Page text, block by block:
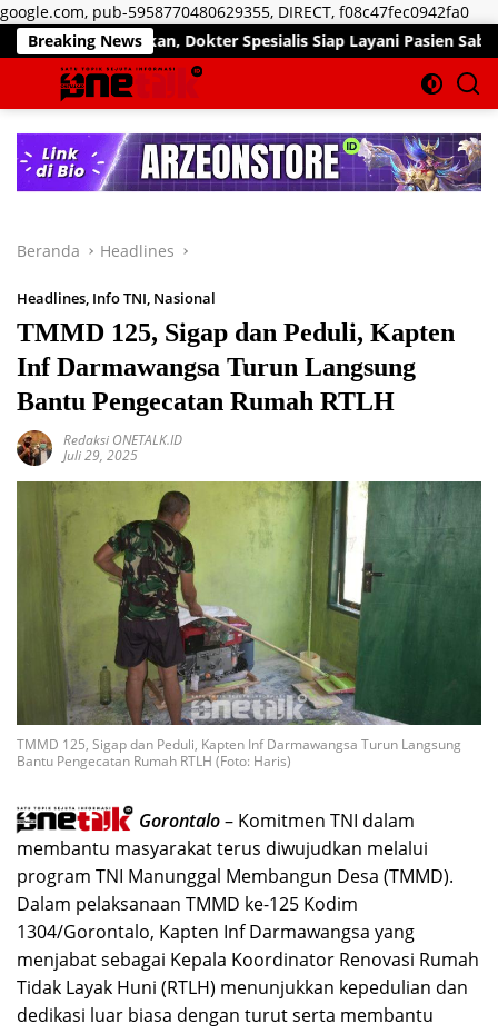
google.com, pub-5958770480629355, DIRECT, f08c47fec0942fa0
ke
Breaking News
Akhir Pekan, Dokter Spesialis Siap Layani Pasien Sabtu, 25 Juli
Beranda Headlines
Headlines, Info TNI, Nasional
TMMD 125, Sigap dan Peduli, Kapten
Inf Darmawangsa Turun Langsung
Bantu Pengecatan Rumah RTLH
Redaksi ONETALK.ID
Juli 29, 2025
TMMD 125, Sigap dan Peduli, Kapten Inf Darmawangsa Turun Langsung
Bantu Pengecatan Rumah RTLH (Foto: Haris)
Gorontalo– Komitmen TNI dalam
membantu masyarakat terus diwujudkan melalui
program TNI Manunggal Membangun Desa (TMMD).
Dalam pelaksanaan TMMD ke-125 Kodim
1304/Gorontalo, Kapten Inf Darmawangsa yang
menjabat sebagai Kepala Koordinator Renovasi Rumah
Tidak Layak Huni (RTLH) menunjukkan kepedulian dan
dedikasi luar biasa dengan turut serta membantu